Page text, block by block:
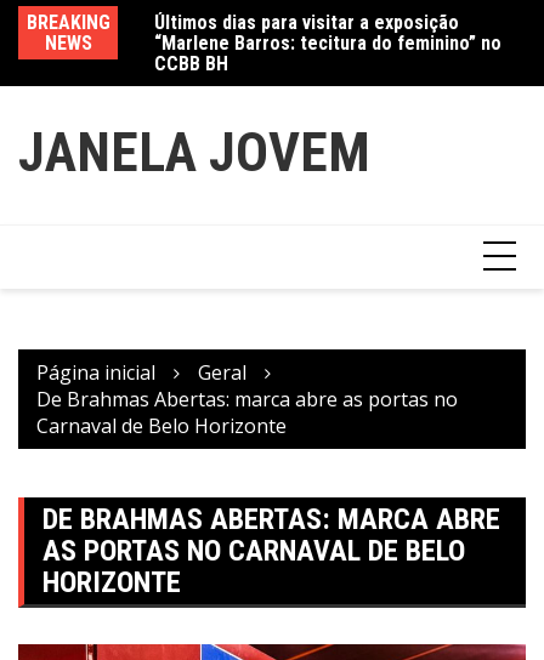
conteúdo
BREAKING
NEWS
“Marlene Barros: tecitura do feminino” no
CCBB BH
Amanda Mangili transforma beleza e
inclusão em conexão real nas redes
JANELA JOVEM
Página inicial
Geral
De Brahmas Abertas: marca abre as portas no
Carnaval de Belo Horizonte
DE BRAHMAS ABERTAS: MARCA ABRE
AS PORTAS NO CARNAVAL DE BELO
HORIZONTE